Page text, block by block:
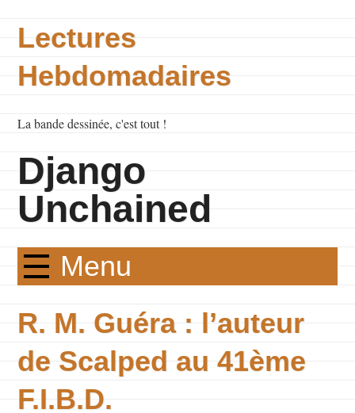
Lectures
Hebdomadaires
La bande dessinée, c'est tout !
Django
Unchained
Menu
R. M. Guéra : l’auteur
de Scalped au 41ème
F.I.B.D.